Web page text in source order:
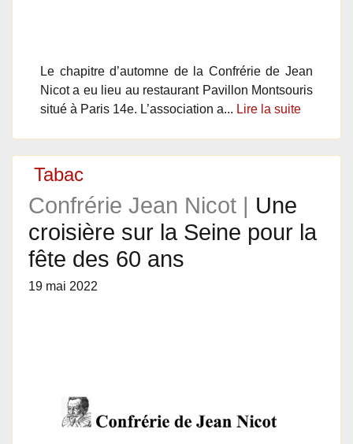
Le chapitre d’automne de la Confrérie de Jean
Nicot a eu lieu au restaurant Pavillon Montsouris
situé à Paris 14e. L’association a... Lire la suite
Tabac
Confrérie Jean Nicot | Une
croisière sur la Seine pour la
fête des 60 ans
19 mai 2022